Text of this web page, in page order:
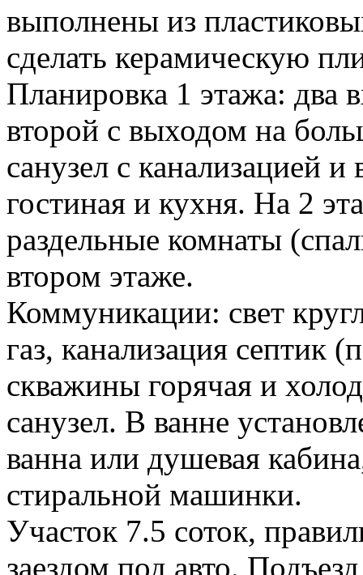
выполнены из
сделать керамическую
Планировка 1 этажа: два
второй с выходом на
санузел с канализацией
гостиная и кухня. На 2
раздельные комнаты
втором этаже.
Коммуникации: свет
газ, канализация септик
скважины горячая и
санузел. В ванне
ванна или душевая
стиральной машинки.
Участок 7.5 соток,
заездом под авто.